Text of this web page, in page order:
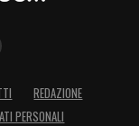
REDAZIONE
PERSONALI